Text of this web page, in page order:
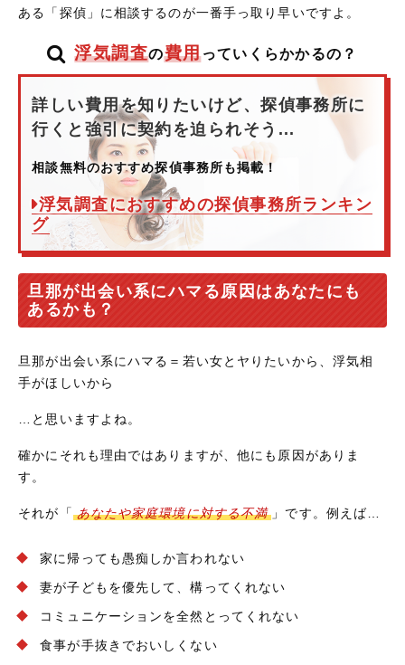
ある「探偵」に相談するのが一番手っ取り早いですよ。
浮気調査の費用っていくらかかるの？
詳しい費用を知りたいけど、探偵事務所に
行くと強引に契約を迫られそう...
相談無料のおすすめ探偵事務所も掲載！
浮気調査におすすめの探偵事務所ランキン
グ
旦那が出会い系にハマる原因はあなたにも
あるかも？
旦那が出会い系にハマる＝若い女とヤりたいから、浮気相
手がほしいから
…と思いますよね。
確かにそれも理由ではありますが、他にも原因がありま
す。
それが「 あなたや家庭環境に対する不満 」です。例えば…
家に帰っても愚痴しか言われない
妻が子どもを優先して、構ってくれない
コミュニケーションを全然とってくれない
食事が手抜きでおいしくない